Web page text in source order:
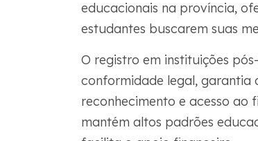
educacionais na província,
estudantes buscarem suas
O registro em instituições
conformidade legal, garantia
reconhecimento e acesso ao
mantém altos padrões